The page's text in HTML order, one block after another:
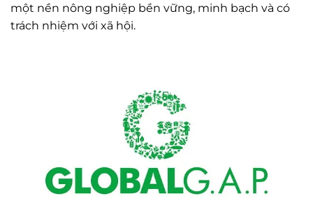
một nền nông nghiệp bền vững, minh bạch và có
trách nhiệm với xã hội.